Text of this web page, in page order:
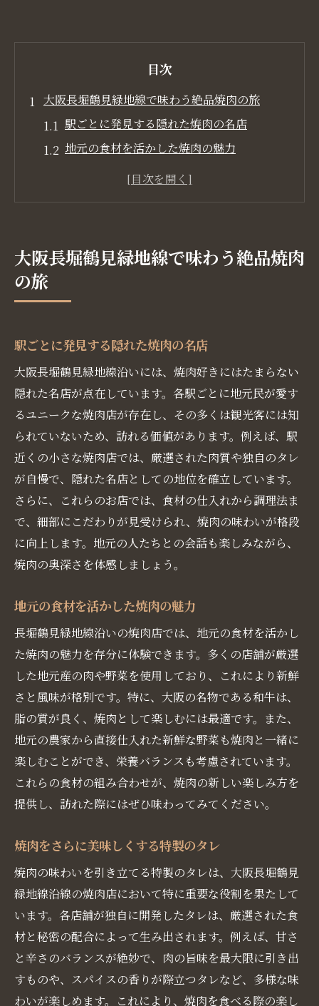
目次
大阪長堀鶴見緑地線で味わう絶品焼肉の旅
駅ごとに発見する隠れた焼肉の名店
地元の食材を活かした焼肉の魅力
焼肉をさらに美味しくする特製のタレ
駅ごとに異なる焼肉の魅力を発見しよう
駅周辺でしか味わえない焼肉の秘密
地元民が教える絶品焼肉の穴場スポット
焼肉に合うスイーツやサイドメニュー
焼肉を楽しんだ後のほっこりスポット
厳選食材と独自のタレが織りなす焼肉の美味し
さ
地元食材を使用した焼肉のこだわり
焼肉の味を決める特製タレの秘密
素材を活かした焼肉の焼き方ガイド
肉の旨味を引き出す絶妙な火加減
焼肉を通じて感じる大阪の食文化
焼肉を引き立てるドリンクメニューを楽しむ
焼肉と相性抜群の地元ドリンク紹介
クラフトビールで味わう焼肉の新境地
焼肉を引き立てるワインの選び方
焼肉と一緒に楽しむ日本酒の魅力
焼肉の味わいを変えるノンアルコール
デザート感覚の焼肉後のカクテル
大阪ならではの温かいおもてなしと焼肉体験
焼肉店での心に残るおもてなしエピソード
地元ならではの温かみを感じる焼肉店
大阪人のホスピタリティを焼肉で体感
焼肉を通じて交流する地元の人々
心に残る焼肉体験を提供する店舗
隠れた名店を巡る大阪長堀焼肉ツアー
地元民しか知らない焼肉の名店マップ
大阪長堀鶴見緑地線で味わう絶品焼肉
の旅
駅ごとに発見する隠れた焼肉の名店
大阪長堀鶴見緑地線沿いには、焼肉好きにはたまらない
隠れた名店が点在しています。各駅ごとに地元民が愛す
るユニークな焼肉店が存在し、その多くは観光客には知
られていないため、訪れる価値があります。例えば、駅
近くの小さな焼肉店では、厳選された肉質や独自のタレ
が自慢で、隠れた名店としての地位を確立しています。
さらに、これらのお店では、食材の仕入れから調理法ま
で、細部にこだわりが見受けられ、焼肉の味わいが格段
に向上します。地元の人たちとの会話も楽しみながら、
焼肉の奥深さを体感しましょう。
地元の食材を活かした焼肉の魅力
長堀鶴見緑地線沿いの焼肉店では、地元の食材を活かし
た焼肉の魅力を存分に体験できます。多くの店舗が厳選
した地元産の肉や野菜を使用しており、これにより新鮮
さと風味が格別です。特に、大阪の名物である和牛は、
脂の質が良く、焼肉として楽しむには最適です。また、
地元の農家から直接仕入れた新鮮な野菜も焼肉と一緒に
楽しむことができ、栄養バランスも考慮されています。
これらの食材の組み合わせが、焼肉の新しい楽しみ方を
提供し、訪れた際にはぜひ味わってみてください。
焼肉をさらに美味しくする特製のタレ
焼肉の味わいを引き立てる特製のタレは、大阪長堀鶴見
緑地線沿線の焼肉店において特に重要な役割を果たして
います。各店舗が独自に開発したタレは、厳選された食
材と秘密の配合によって生み出されます。例えば、甘さ
と辛さのバランスが絶妙で、肉の旨味を最大限に引き出
すものや、スパイスの香りが際立つタレなど、多様な味
わいが楽しめます。これにより、焼肉を食べる際の楽し